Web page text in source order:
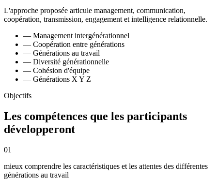
L'approche proposée articule management, communication,
coopération, transmission, engagement et intelligence relationnelle.
— Management intergénérationnel
— Coopération entre générations
— Générations au travail
— Diversité générationnelle
— Cohésion d'équipe
— Générations X Y Z
Objectifs
Les compétences que les participants
développeront
01
mieux comprendre les caractéristiques et les attentes des différentes
générations au travail